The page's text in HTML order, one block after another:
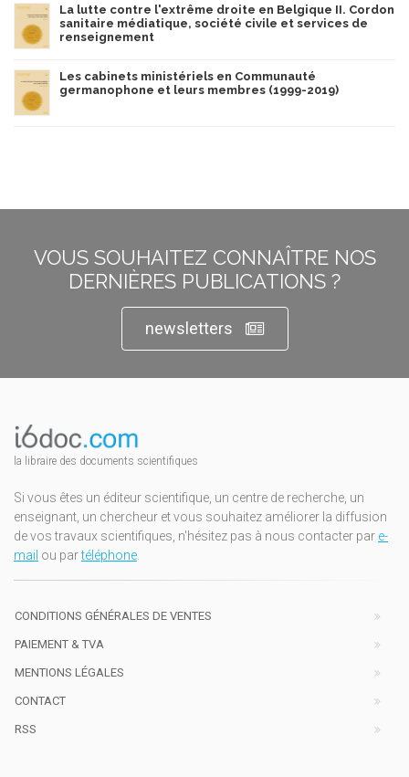
La lutte contre l'extrême droite en Belgique II. Cordon
sanitaire médiatique, société civile et services de
renseignement
Les cabinets ministériels en Communauté
germanophone et leurs membres (1999-2019)
VOUS SOUHAITEZ CONNAÎTRE NOS
DERNIÈRES PUBLICATIONS ?
newsletters
la libraire des documents scientifiques
Si vous êtes un éditeur scientifique, un centre de recherche, un
enseignant, un chercheur et vous souhaitez améliorer la diffusion
de vos travaux scientifiques, n'hésitez pas à nous contacter par e-
mail ou partéléphone
CONDITIONS GÉNÉRALES DE VENTES
PAIEMENT & TVA
MENTIONS LÉGALES
CONTACT
RSS